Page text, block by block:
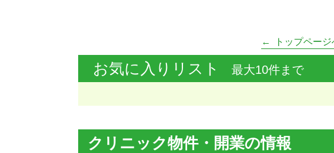
トップペー
お気に入りリスト 最大10件まで
クリニック物件・開業の情報